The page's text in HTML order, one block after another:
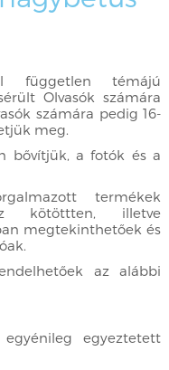
független témájú
Olvasók számára
számára pedig 16-
meg.
bővítjük, a fotók és a
termékek
kötöttten, illetve
megtekinthetőek és
az alábbi
egyénileg egyeztetett